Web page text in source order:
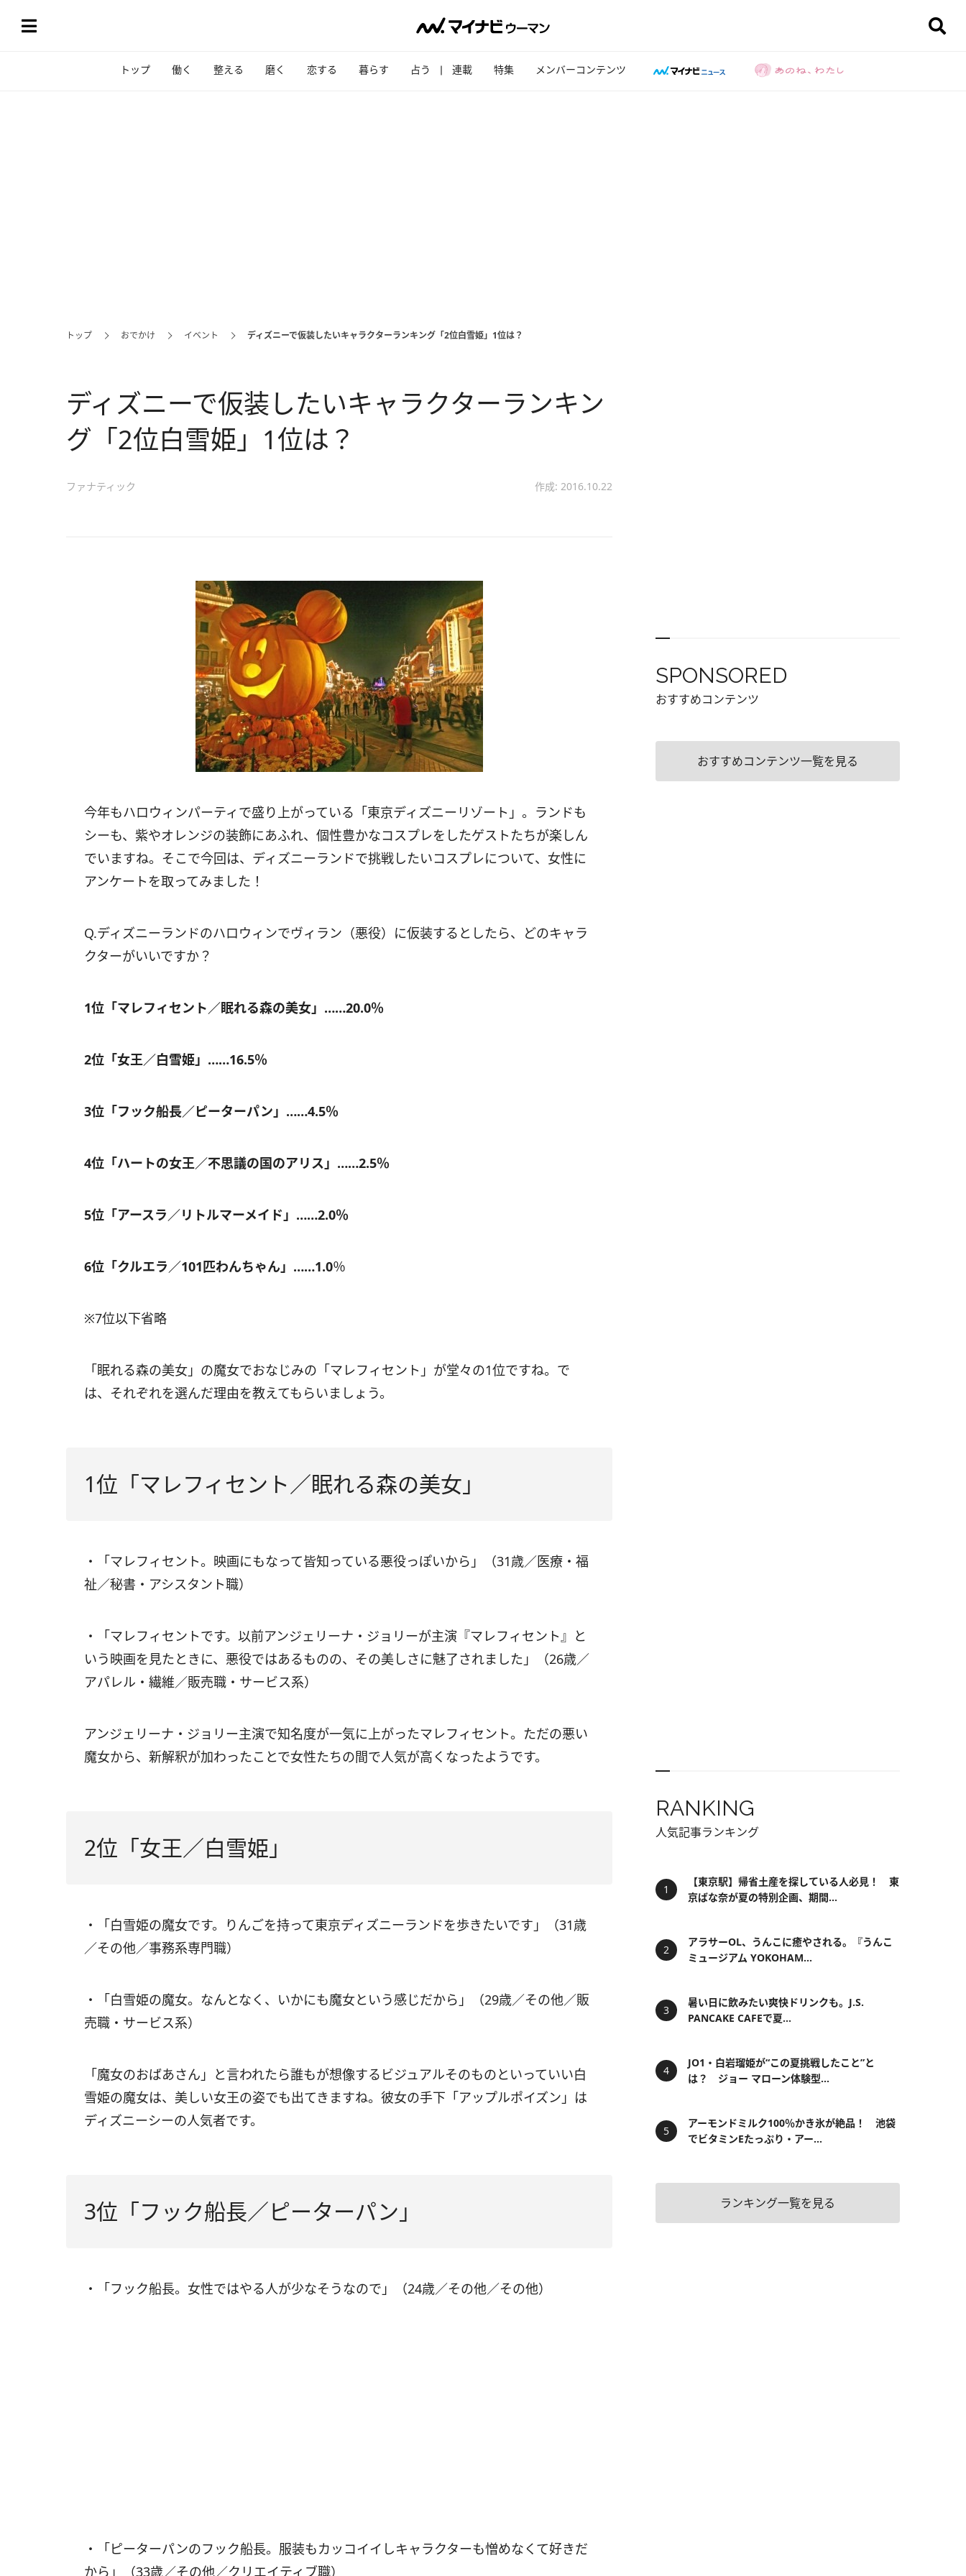
トップ 働く 整える 磨く 恋する 暮らす 占う 連載 特集 メンバーコンテンツ
トップ おでかけ イベント ディズニーで仮装したいキャラクターランキング「2位白雪姫」1位は？
ディズニーで仮装したいキャラクターランキン
グ「2位白雪姫」1位は？
ファナティック 作成: 2016.10.22
今年もハロウィンパーティで盛り上がっている「東京ディズニーリゾート」。ランドも
シーも、紫やオレンジの装飾にあふれ、個性豊かなコスプレをしたゲストたちが楽しん
でいますね。そこで今回は、ディズニーランドで挑戦したいコスプレについて、女性に
アンケートを取ってみました！
Q.ディズニーランドのハロウィンでヴィラン（悪役）に仮装するとしたら、どのキャラ
クターがいいですか？
1位「マレフィセント／眠れる森の美女」……20.0％
2位「女王／白雪姫」……16.5％
3位「フック船長／ピーターパン」……4.5％
4位「ハートの女王／不思議の国のアリス」……2.5％
5位「アースラ／リトルマーメイド」……2.0％
6位「クルエラ／101匹わんちゃん」……1.0％
※7位以下省略
「眠れる森の美女」の魔女でおなじみの「マレフィセント」が堂々の1位ですね。で
は、それぞれを選んだ理由を教えてもらいましょう。
1位「マレフィセント／眠れる森の美女」
・「マレフィセント。映画にもなって皆知っている悪役っぽいから」（31歳／医療・福
祉／秘書・アシスタント職）
・「マレフィセントです。以前アンジェリーナ・ジョリーが主演『マレフィセント』と
いう映画を見たときに、悪役ではあるものの、その美しさに魅了されました」（26歳／
アパレル・繊維／販売職・サービス系）
アンジェリーナ・ジョリー主演で知名度が一気に上がったマレフィセント。ただの悪い
魔女から、新解釈が加わったことで女性たちの間で人気が高くなったようです。
2位「女王／白雪姫」
・「白雪姫の魔女です。りんごを持って東京ディズニーランドを歩きたいです」（31歳
／その他／事務系専門職）
・「白雪姫の魔女。なんとなく、いかにも魔女という感じだから」（29歳／その他／販
売職・サービス系）
「魔女のおばあさん」と言われたら誰もが想像するビジュアルそのものといっていい白
雪姫の魔女は、美しい女王の姿でも出てきますね。彼女の手下「アップルポイズン」は
ディズニーシーの人気者です。
3位「フック船長／ピーターパン」
・「フック船長。女性ではやる人が少なそうなので」（24歳／その他／その他）
・「ピーターパンのフック船長。服装もカッコイイしキャラクターも憎めなくて好きだ
から」（33歳／その他／クリエイティブ職）
SPONSORED
おすすめコンテンツ
おすすめコンテンツ一覧を見る
RANKING
人気記事ランキング
【東京駅】帰省土産を探している人必見！ 東
京ばな奈が夏の特別企画、期間...
アラサーOL、うんこに癒やされる。『うんこ
ミュージアム YOKOHAM...
暑い日に飲みたい爽快ドリンクも。J.S.
PANCAKE CAFEで夏...
JO1・白岩瑠姫が“この夏挑戦したこと”と
は？ ジョー マローン体験型...
アーモンドミルク100％かき氷が絶品！ 池袋
でビタミンEたっぷり・アー...
ランキング一覧を見る